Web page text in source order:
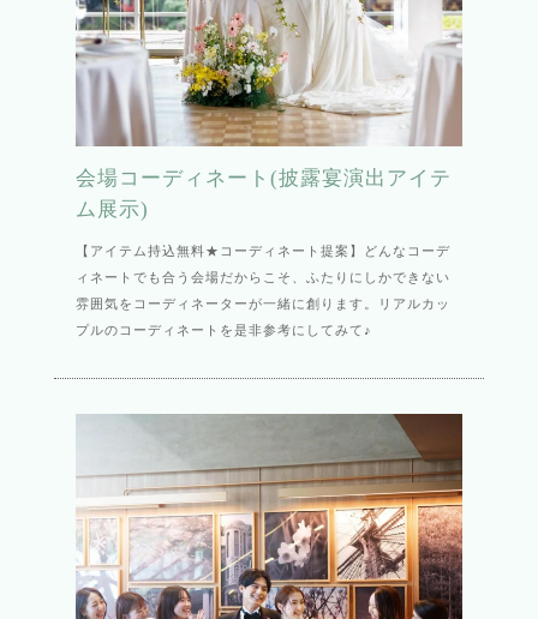
会場コーディネート(披露宴演出アイテ
ム展示)
【アイテム持込無料★コーディネート提案】どんなコーデ
ィネートでも合う会場だからこそ、ふたりにしかできない
雰囲気をコーディネーターが一緒に創ります。リアルカッ
プルのコーディネートを是非参考にしてみて♪